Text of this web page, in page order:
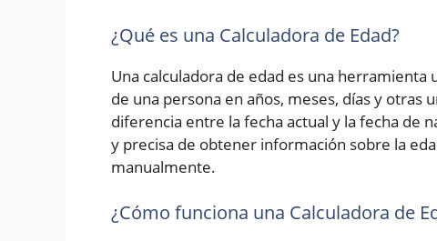
¿Qué es una Calculadora de Edad?
Una calculadora de edad es una
de una persona en años, meses, días y otras
diferencia entre la fecha actual y la fecha de
y precisa de obtener información sobre la
manualmente.
¿Cómo funciona una Calculadora de